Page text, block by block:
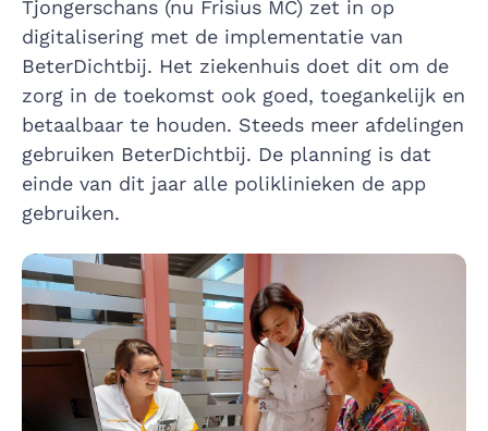
Tjongerschans (nu Frisius MC) zet in op
digitalisering met de implementatie van
BeterDichtbij. Het ziekenhuis doet dit om de
zorg in de toekomst ook goed, toegankelijk en
betaalbaar te houden. Steeds meer afdelingen
gebruiken BeterDichtbij. De planning is dat
einde van dit jaar alle poliklinieken de app
gebruiken.